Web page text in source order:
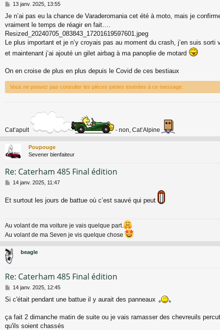
M
s
s
a
g
13 janv. 2025, 13:55
Je n’ai pas eu la chance de Varaderomania cet été à moto, mais je
vraiment le temps de réagir en fait….
Resized_20240705_083843_17201619597601.jpeg
Le plus important et je n’y croyais pas au moment du crash, j’en suis sorti
et maintenant j’ai ajouté un gilet airbag à ma panoplie de motard
On en croise de plus en plus depuis le Covid de ces bestiaux
Vous ne pouvez pas consulter les pièces jointes insérées à ce message.
Cat’apult - non, Cat’Alpine
Poupouge
Sevener bienfaiteur
Re: Caterham 485 Final édition
M
s
e
14 janv. 2025, 11:47
Et surtout les jours de battue où c’est sauvé qui peut
Au volant de ma voiture je vais quelque part.
Au volant de ma Seven je vis quelque chose
beagle
Re: Caterham 485 Final édition
M
s
a
g
14 janv. 2025, 12:45
Si c'était pendant une battue il y aurait des panneaux
ça fait 2 dimanche matin de suite ou je vais ramasser des chevreuils
qu'ils soient chassés